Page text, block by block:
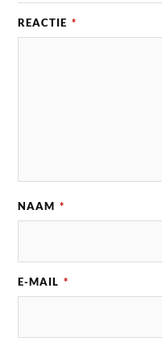
REACTIE *
NAAM *
E-MAIL *